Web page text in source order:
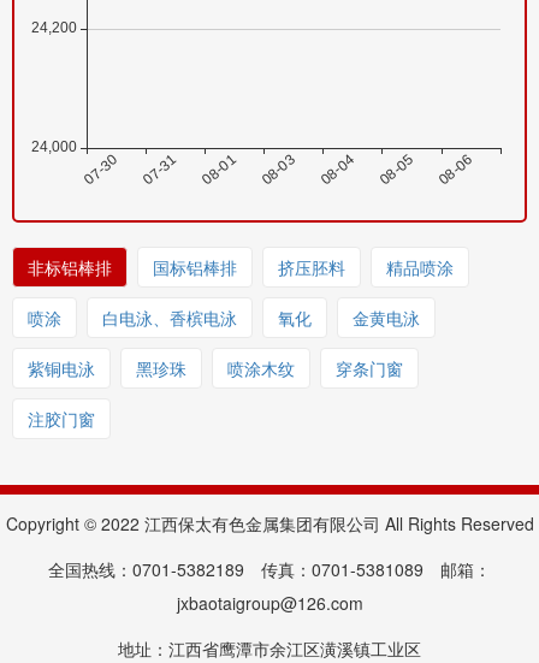
非标铝棒排 国标铝棒排 挤压胚料 精品喷涂
喷涂 白电泳、香槟电泳 氧化 金黄电泳
紫铜电泳 黑珍珠 喷涂木纹 穿条门窗
注胶门窗
Copyright © 2022 江西保太有色金属集团有限公司 All Rights Reserved
全国热线：0701-5382189 传真：0701-5381089 邮箱：
jxbaotaigroup@126.com
地址：江西省鹰潭市余江区潢溪镇工业区